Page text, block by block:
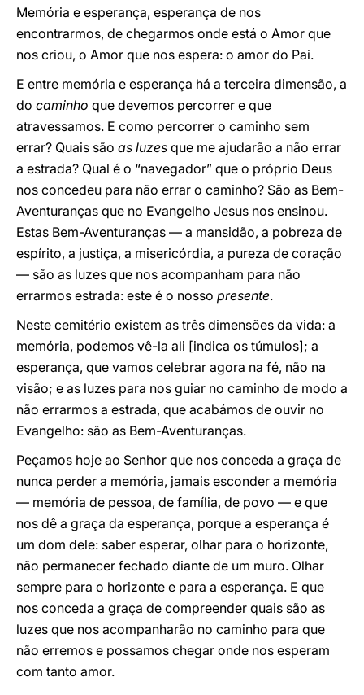
Memória e esperança, esperança de nos
encontrarmos, de chegarmos onde está o Amor que
nos criou, o Amor que nos espera: o amor do Pai.
E entre memória e esperança há a terceira dimensão, a
do caminho que devemos percorrer e que
atravessamos. E como percorrer o caminho sem
errar? Quais são as luzes que me ajudarão a não errar
a estrada? Qual é o “navegador” que o próprio Deus
nos concedeu para não errar o caminho? São as Bem-
Aventuranças que no Evangelho Jesus nos ensinou.
Estas Bem-Aventuranças — a mansidão, a pobreza de
espírito, a justiça, a misericórdia, a pureza de coração
— são as luzes que nos acompanham para não
errarmos estrada: este é o nosso presente.
Neste cemitério existem as três dimensões da vida: a
memória, podemos vê-la ali [indica os túmulos]; a
esperança, que vamos celebrar agora na fé, não na
visão; e as luzes para nos guiar no caminho de modo a
não errarmos a estrada, que acabámos de ouvir no
Evangelho: são as Bem-Aventuranças.
Peçamos hoje ao Senhor que nos conceda a graça de
nunca perder a memória, jamais esconder a memória
— memória de pessoa, de família, de povo — e que
nos dê a graça da esperança, porque a esperança é
um dom dele: saber esperar, olhar para o horizonte,
não permanecer fechado diante de um muro. Olhar
sempre para o horizonte e para a esperança. E que
nos conceda a graça de compreender quais são as
luzes que nos acompanharão no caminho para que
não erremos e possamos chegar onde nos esperam
com tanto amor.